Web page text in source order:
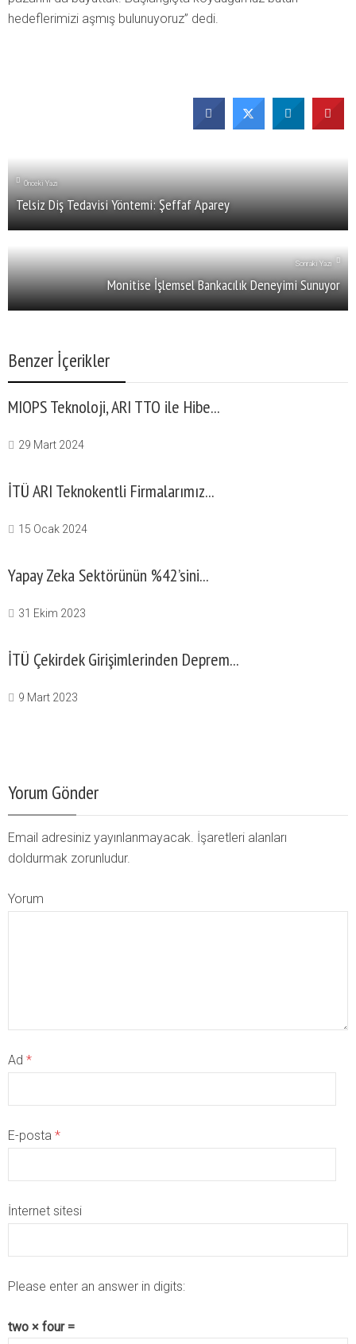
hedeflerimizi aşmış bulunuyoruz” dedi.
Önceki Yazı
Telsiz Diş Tedavisi Yöntemi: Şeffaf Aparey
Sonraki Yazı
Monitise İşlemsel Bankacılık Deneyimi Sunuyor
Benzer İçerikler
MIOPS Teknoloji, ARI TTO ile Hibe...
29 Mart 2024
İTÜ ARI Teknokentli Firmalarımız...
15 Ocak 2024
Yapay Zeka Sektörünün %42’sini...
31 Ekim 2023
İTÜ Çekirdek Girişimlerinden Deprem...
9 Mart 2023
Yorum Gönder
Email adresiniz yayınlanmayacak. İşaretleri alanları
doldurmak zorunludur.
Yorum
Ad *
E-posta *
İnternet sitesi
Please enter an answer in digits:
two × four =